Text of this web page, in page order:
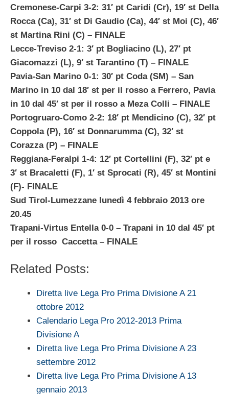
Cremonese-Carpi 3-2: 31′ pt Caridi (Cr), 19′ st Della
Rocca (Ca), 31′ st Di Gaudio (Ca), 44′ st Moi (C), 46′
st Martina Rini (C) – FINALE
Lecce-Treviso 2-1: 3′ pt Bogliacino (L), 27′ pt
Giacomazzi (L), 9′ st Tarantino (T) – FINALE
Pavia-San Marino 0-1: 30′ pt Coda (SM) – San
Marino in 10 dal 18′ st per il rosso a Ferrero, Pavia
in 10 dal 45′ st per il rosso a Meza Colli – FINALE
Portogruaro-Como 2-2: 18′ pt Mendicino (C), 32′ pt
Coppola (P), 16′ st Donnarumma (C), 32′ st
Corazza (P) – FINALE
Reggiana-Feralpi 1-4: 12′ pt Cortellini (F), 32′ pt e
3′ st Bracaletti (F), 1′ st Sprocati (R), 45′ st Montini
(F)- FINALE
Sud Tirol-Lumezzane lunedì 4 febbraio 2013 ore
20.45
Trapani-Virtus Entella 0-0 – Trapani in 10 dal 45′ pt
per il rosso Caccetta – FINALE
Related Posts:
Diretta live Lega Pro Prima Divisione A 21
ottobre 2012
Calendario Lega Pro 2012-2013 Prima
Divisione A
Diretta live Lega Pro Prima Divisione A 23
settembre 2012
Diretta live Lega Pro Prima Divisione A 13
gennaio 2013